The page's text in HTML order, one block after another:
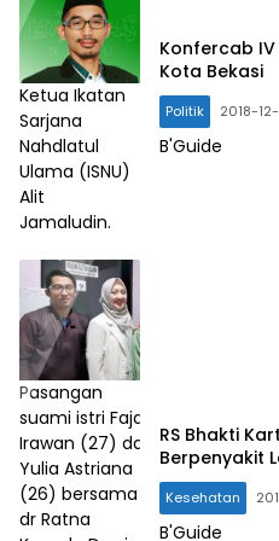
Ketua Ikatan
Sarjana
Nahdlatul
Ulama (ISNU)
Alit
Jamaludin.
Konfercab IV
Kota Bekasi
Politik 2018-
B'Guide
Pasangan
suami istri Fajar
Irawan (27) dan
Yulia Astriana
(26) bersama
dr Ratna
RS Bhakti
Berpenyakit
Kesehatan
B'Guide